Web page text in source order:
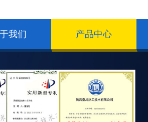
我们 产品中心